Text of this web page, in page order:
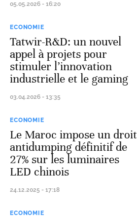
05.05.2026 - 16:20
ECONOMIE
Tatwir-R&D: un nouvel
appel à projets pour
stimuler l’innovation
industrielle et le gaming
03.04.2026 - 13:35
ECONOMIE
Le Maroc impose un droit
antidumping définitif de
27% sur les luminaires
LED chinois
24.12.2025 - 17:18
ECONOMIE